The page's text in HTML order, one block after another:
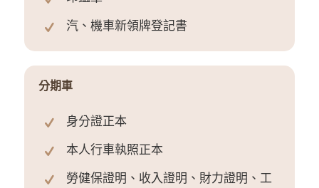
汽、機車新領牌登記書
分期車
身分證正本
本人行車執照正本
勞健保證明、收入證明、財力證明、工